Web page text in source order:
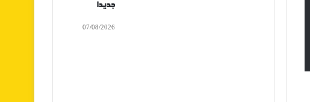
جديدا
07/08/2026